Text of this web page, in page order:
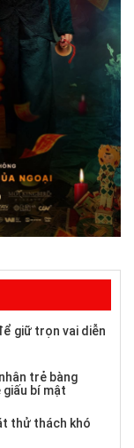
giữ trọn vai diễn
trẻ bàng
giấu bí mật
thử thách khó